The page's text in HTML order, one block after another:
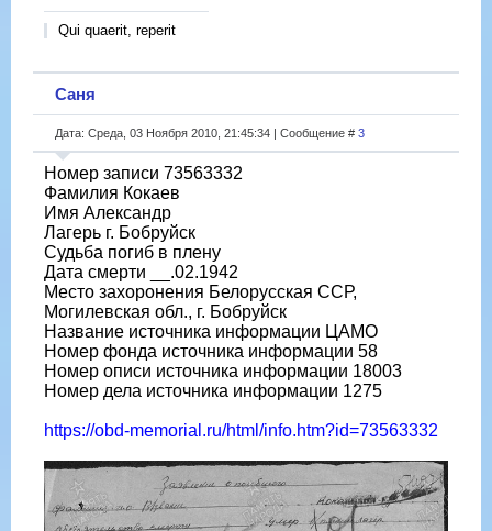
Qui quaerit, reperit
Саня
Дата: Среда, 03 Ноября 2010, 21:45:34 | Сообщение # 3
Номер записи 73563332
Фамилия Кокаев
Имя Александр
Лагерь г. Бобруйск
Судьба погиб в плену
Дата смерти __.02.1942
Место захоронения Белорусская ССР,
Могилевская обл., г. Бобруйск
Название источника информации ЦАМО
Номер фонда источника информации 58
Номер описи источника информации 18003
Номер дела источника информации 1275
https://obd-memorial.ru/html/info.htm?id=73563332